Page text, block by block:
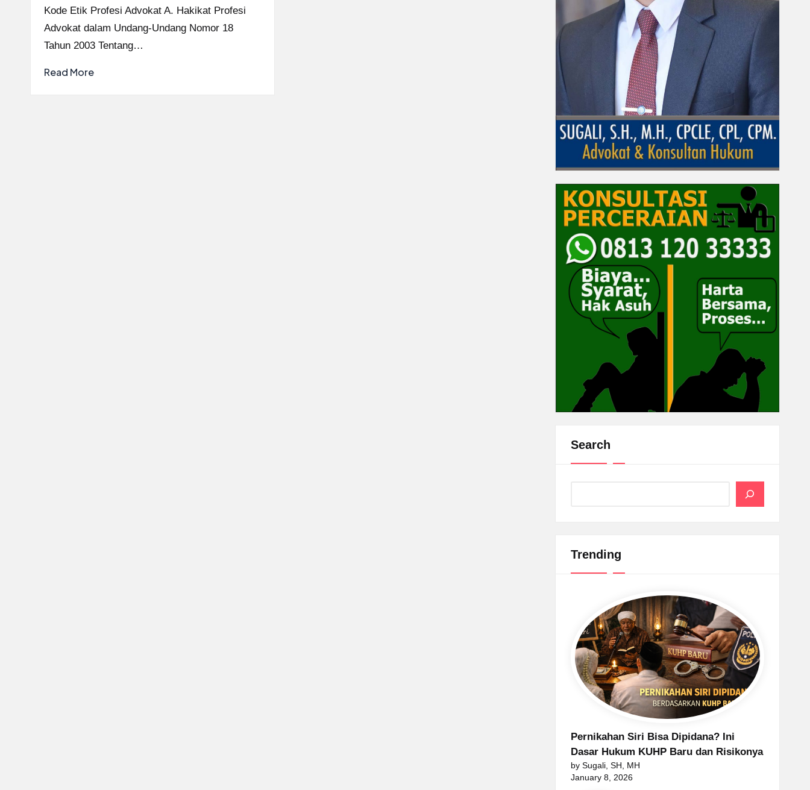
Kode Etik Profesi Advokat A. Hakikat Profesi
Advokat dalam Undang-Undang Nomor 18
Tahun 2003 Tentang…
Read More
Search
Trending
Pernikahan Siri Bisa Dipidana? Ini
Dasar Hukum KUHP Baru dan Risikonya
by Sugali, SH, MH
January 8, 2026